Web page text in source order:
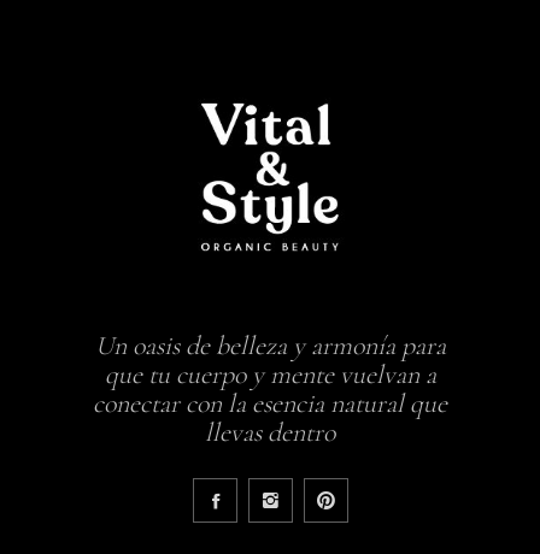
Un oasis de belleza y armonía para
que tu cuerpo y mente vuelvan a
conectar con la esencia natural que
llevas dentro